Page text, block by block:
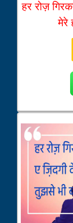
हर रोज़
मेरे